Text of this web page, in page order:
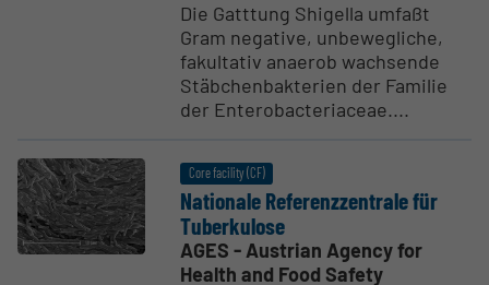
Die Gatttung Shigella umfaßt
Gram negative, unbewegliche,
fakultativ anaerob wachsende
Stäbchenbakterien der Familie
der Enterobacteriaceae....
Core facility (CF)
Nationale Referenzzen­trale für
Tuberkulose
AGES - Austrian Agency for
Health and Food Safety